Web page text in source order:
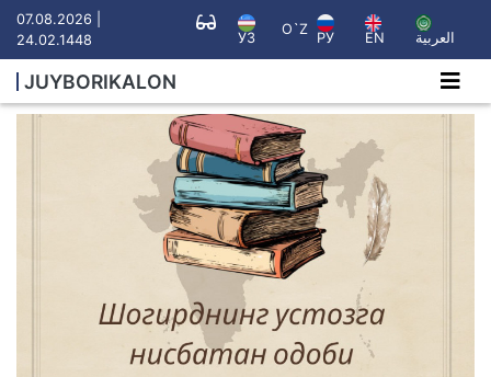
07.08.2026 |
24.02.1448
УЗ
O`Z
РУ EN العربية
JUYBORIKALON